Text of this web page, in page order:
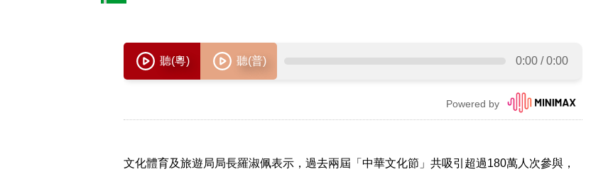
文化體育及旅遊局局長羅淑佩表示，過去兩屆「中華文化節」共吸引超過180萬人次參與，